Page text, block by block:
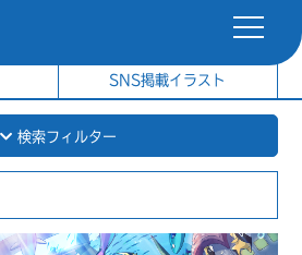
SNS掲載イラスト
検索フィルター